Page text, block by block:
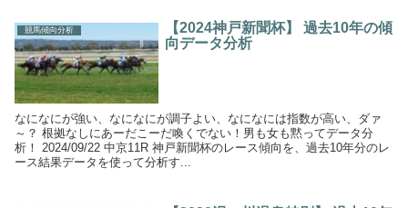
競馬傾向分析
【2024神戸新聞杯】 過去10年の傾
向データ分析
なになにが強い、なになにが調子よい、なになには指数が高い、ダァ
～？ 根拠なしにあーだこーだ喚くでない！男も女も黙ってデータ分
析！ 2024/09/22 中京11R 神戸新聞杯のレース傾向を、過去10年分のレ
ース結果データを使って分析す...